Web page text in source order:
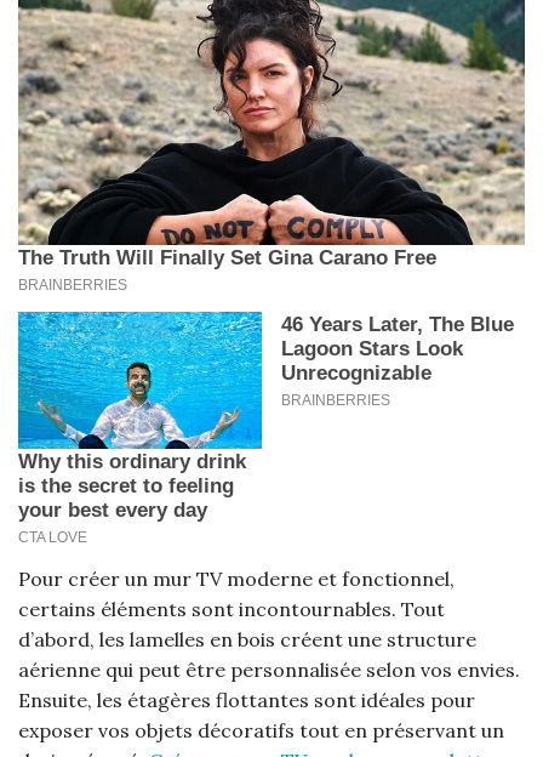
Pour créer un mur TV moderne et fonctionnel,
certains éléments sont incontournables. Tout
d’abord, les lamelles en bois créent une structure
aérienne qui peut être personnalisée selon vos envies.
Ensuite, les étagères flottantes sont idéales pour
exposer vos objets décoratifs tout en préservant un